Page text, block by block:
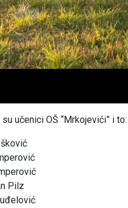
učenici OŠ “Mrkojevići” i to:
Pilz